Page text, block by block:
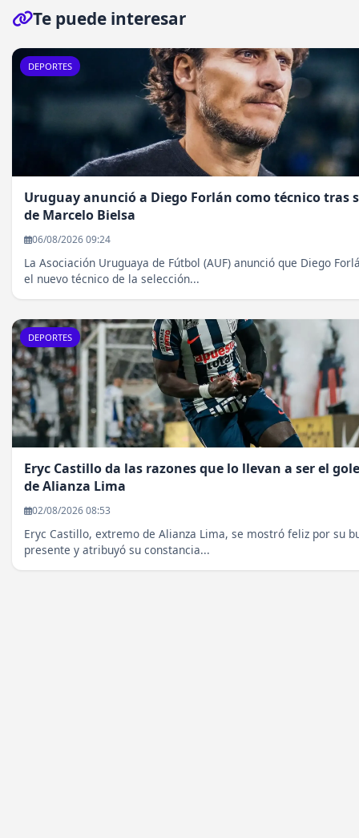
Te puede interesar
DEPORTES
Uruguay anunció a Diego Forlán como técnico tras
de Marcelo Bielsa
06/08/2026 09:24
La Asociación Uruguaya de Fútbol (AUF) anunció que Diego
el nuevo técnico de la selección...
DEPORTES
Eryc Castillo da las razones que lo llevan a ser el
de Alianza Lima
02/08/2026 08:53
Eryc Castillo, extremo de Alianza Lima, se mostró feliz por su
presente y atribuyó su constancia...